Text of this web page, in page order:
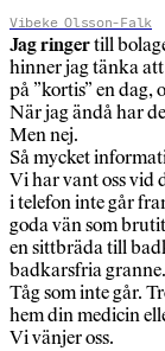
Vibeke Olsson-Falk
Jag ringertill
hinner jag tänka
på ”kortis” en dag,
När jag ändå har
Men nej.
Så mycket
Vi har vant oss vid
i telefon inte går
goda vän som
en sittbräda till
badkarsfria granne.
Tåg som inte går.
hem din medicin
Vi vänjer oss.